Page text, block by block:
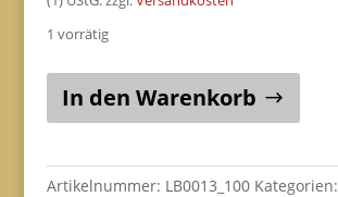
1 vorrätig
MATSCH-
WETTER-
1,00m
In den Warenkorb
Artikelnummer: LB0013_100 Kategorien: